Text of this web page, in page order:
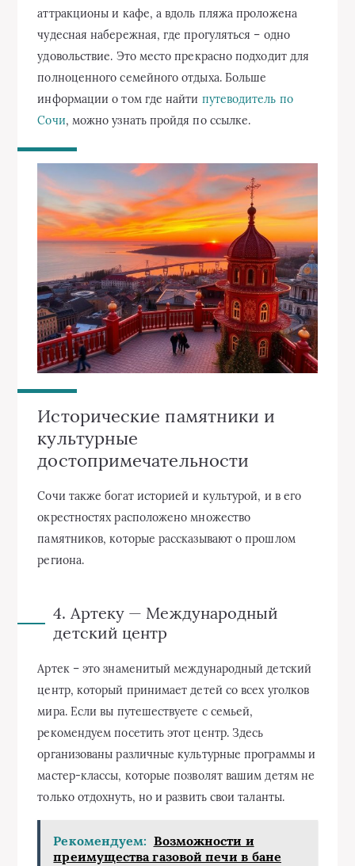
аттракционы и кафе, а вдоль пляжа проложена
чудесная набережная, где прогуляться – одно
удовольствие. Это место прекрасно подходит для
полноценного семейного отдыха. Больше
информации о том где найти путеводитель по
Сочи, можно узнать пройдя по ссылке.
Исторические памятники и
культурные
достопримечательности
Сочи также богат историей и культурой, и в его
окрестностях расположено множество
памятников, которые рассказывают о прошлом
региона.
4. Артеку — Международный
детский центр
Артек – это знаменитый международный детский
центр, который принимает детей со всех уголков
мира. Если вы путешествуете с семьей,
рекомендуем посетить этот центр. Здесь
организованы различные культурные программы и
мастер-классы, которые позволят вашим детям не
только отдохнуть, но и развить свои таланты.
Рекомендуем: Возможности и
преимущества газовой печи в бане